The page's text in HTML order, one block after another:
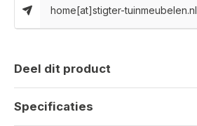
home[at]stigter-tuinmeubelen.nl
Deel dit product
Specificaties